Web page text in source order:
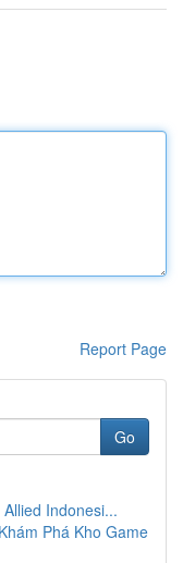
Report Page
Go
Indonesi...
Phá Kho Game